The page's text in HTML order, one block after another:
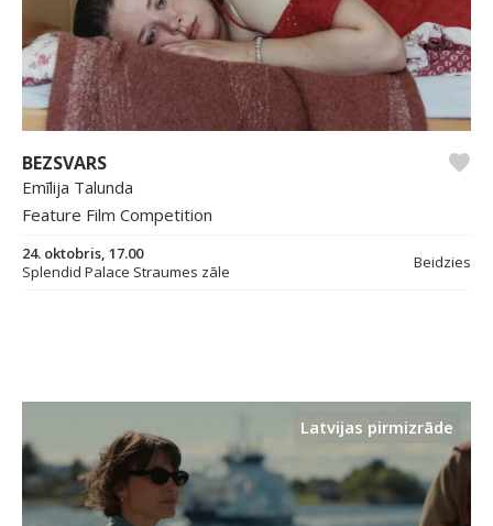
BEZSVARS
Emīlija Talunda
Feature Film Competition
24. oktobris, 17.00
Splendid Palace Straumes zāle
Beidzies
Latvijas pirmizrāde